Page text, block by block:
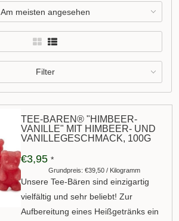
Am meisten angesehen
Filter
TEE-BÄREN® "HIMBEER-
VANILLE" MIT HIMBEER- UND
VANILLEGESCHMACK, 100G
€3,95 *
Grundpreis: €39,50 / Kilogramm
Unsere Tee-Bären sind einzigartig
vielfältig und sehr beliebt! Zur
Aufbereitung eines Heißgetränks ein